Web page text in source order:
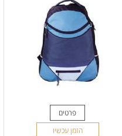
פרטים
הזמן עכשיו